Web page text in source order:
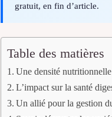
gratuit, en fin d’article.
Table des matières
Une densité
L’impact sur la santé
Un allié pour la gestion